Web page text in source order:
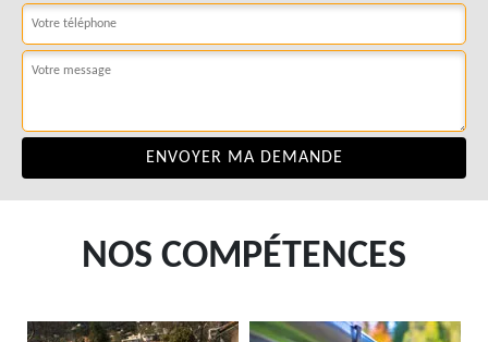
NOS COMPÉTENCES